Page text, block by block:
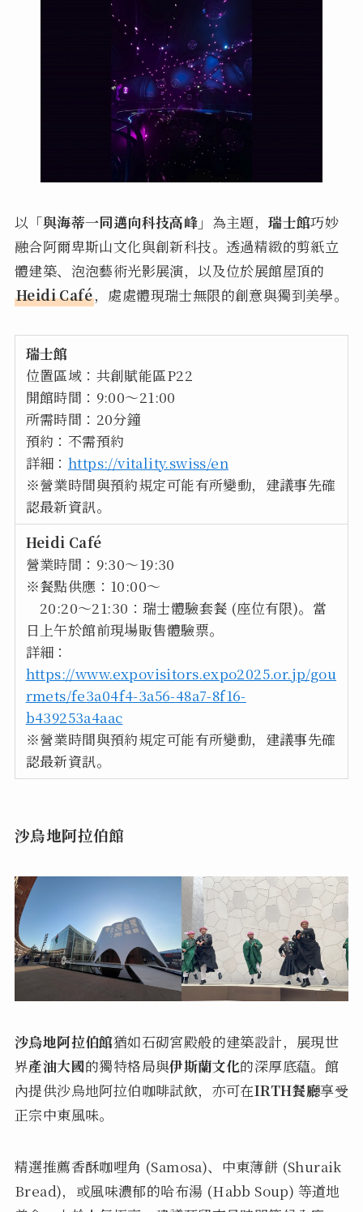
以 「與海蒂一同邁向科技高峰」 為主題，瑞士館巧妙
融合阿爾卑斯山文化與創新科技。透過精緻的剪紙立
體建築、泡泡藝術光影展演，以及位於展館屋頂的
Heidi Café，處處體現瑞士無限的創意與獨到美學。
瑞士館
位置區域：共創賦能區P22
開館時間：9:00～21:00
所需時間：20分鐘
預約：不需預約
詳細： https://vitality.swiss/en
※營業時間與預約規定可能有所變動，建議事先確
認最新資訊。
Heidi Café
營業時間：9:30～19:30
※餐點供應：10:00～
20:20～21:30：瑞士體驗套餐 (座位有限)。當
日上午於館前現場販售體驗票。
詳細：
https://www.expovisitors.expo2025.or.jp/gou
rmets/fe3a04f4-3a56-48a7-8f16-
b439253a4aac
※營業時間與預約規定可能有所變動，建議事先確
認最新資訊。
沙烏地阿拉伯館
沙烏地阿拉伯館猶如石砌宮殿般的建築設計，展現世
界產油大國的獨特格局與伊斯蘭文化的深厚底蘊。館
內提供沙烏地阿拉伯咖啡試飲，亦可在IRTH餐廳享受
正宗中東風味。
精選推薦香酥咖哩角 (Samosa)、中東薄餅 (Shuraik
Bread)，或風味濃郁的哈布湯 (Habb Soup) 等道地